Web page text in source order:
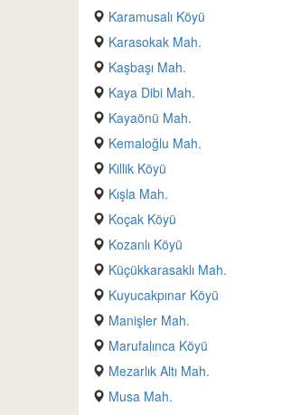
Karamusalı Köyü
Karasokak Mah.
Kaşbaşı Mah.
Kaya Dibi Mah.
Kayaönü Mah.
Kemaloğlu Mah.
Killik Köyü
Kışla Mah.
Koçak Köyü
Kozanlı Köyü
Küçükkarasaklı Mah.
Kuyucakpınar Köyü
Manişler Mah.
Marufalınca Köyü
Mezarlık Altı Mah.
Musa Mah.